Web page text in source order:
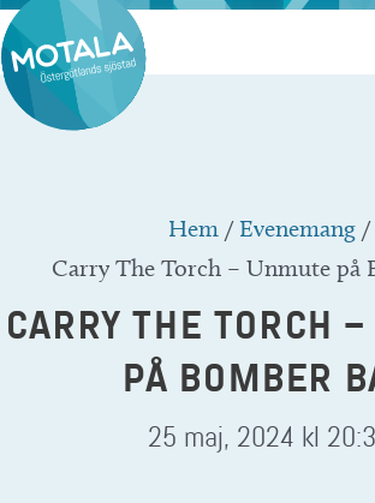
Hoppa
till
innehåll
Hem /Evenemang /
Carry The Torch – Unmute på
CARRY THE TORCH
PÅ BOMBER
25 maj, 2024 kl